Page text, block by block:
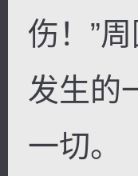
伤！”
发生的
一切。